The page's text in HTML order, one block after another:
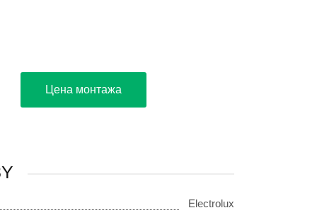
Цена монтажа
Electrolux